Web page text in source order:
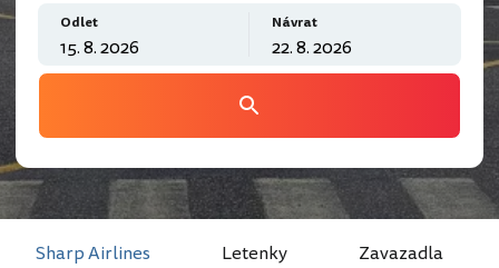
Odlet Návrat
Sharp Airlines Letenky Zavazadla